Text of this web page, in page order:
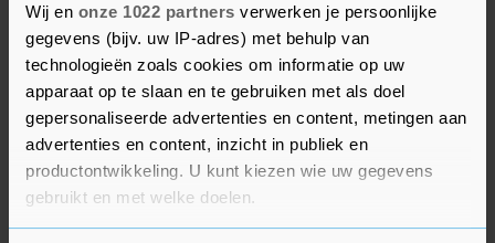
Wij en onze 1022 partners verwerken je persoonlijke
gegevens (bijv. uw IP-adres) met behulp van
technologieën zoals cookies om informatie op uw
apparaat op te slaan en te gebruiken met als doel
gepersonaliseerde advertenties en content, metingen aan
advertenties en content, inzicht in publiek en
productontwikkeling. U kunt kiezen wie uw gegevens
gebruikt en met welke doelen.